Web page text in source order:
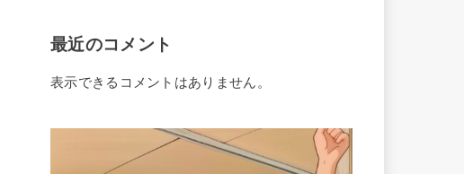
最近のコメント
表示できるコメントはありません。